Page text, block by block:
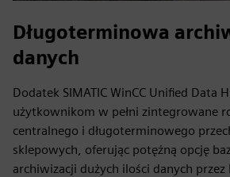
Długoterminowa
danych
Dodatek SIMATIC WinCC Unified Data
użytkownikom w pełni zintegrowane
centralnego i długoterminowego
sklepowych, oferując potężną opcję
archiwizacji dużych ilości danych przez